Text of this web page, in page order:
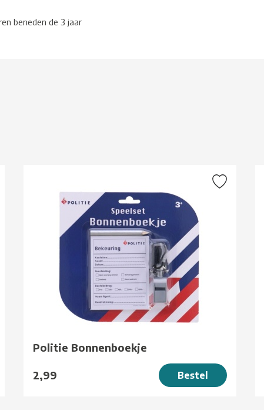
beneden de 3 jaar
Politie Bonnenboekje
2,99 Bestel